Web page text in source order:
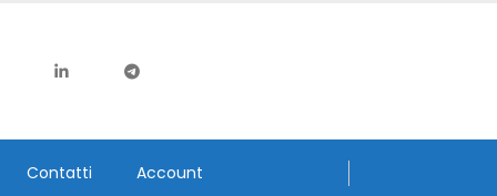
Contatti Account